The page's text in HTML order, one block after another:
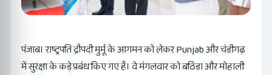
पंजाब। राष्ट्रपति द्रौपदी मुर्मू के आगमन को लेकर Punjab और चंडीगढ़
में सुरक्षा के कड़े प्रबंध किए गए हैं। वे मंगलवार को बठिंडा और मोहाली